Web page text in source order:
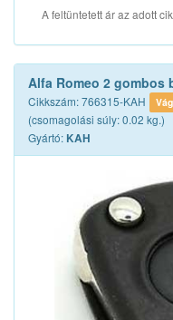
A feltüntetett ár az adott
Alfa Romeo 2 gombos
Cikkszám: 766315-KAH
(csomagolási súly: 0.02 kg.)
Gyártó: KAH